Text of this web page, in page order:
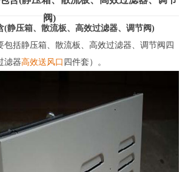
阀)
(静压箱、散流板、高效过滤器、调节阀)
括静压箱、散流板、 高效过滤器 、调节阀四
滤器高效送风口 四件套）。